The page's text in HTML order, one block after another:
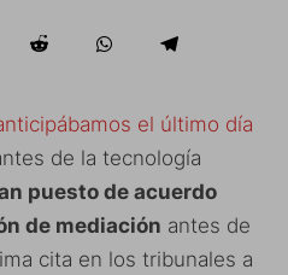
el último día
de la tecnología
puesto de acuerdo
de mediación antes de
cita en los tribunales a